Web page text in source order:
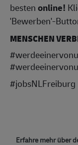
bestenonline!
'Bewerben'-
MENSCHEN
#jobsNLFreiburg
Erfahre mehr über